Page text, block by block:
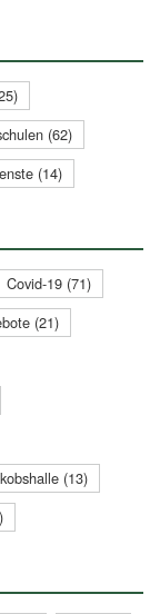
(62)
(14)
Covid-19 (71)
(21)
(13)